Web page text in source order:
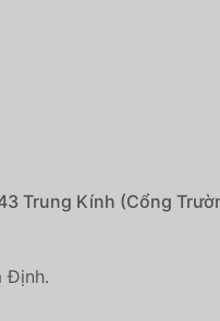
Trung Kính (Cổng
Định.